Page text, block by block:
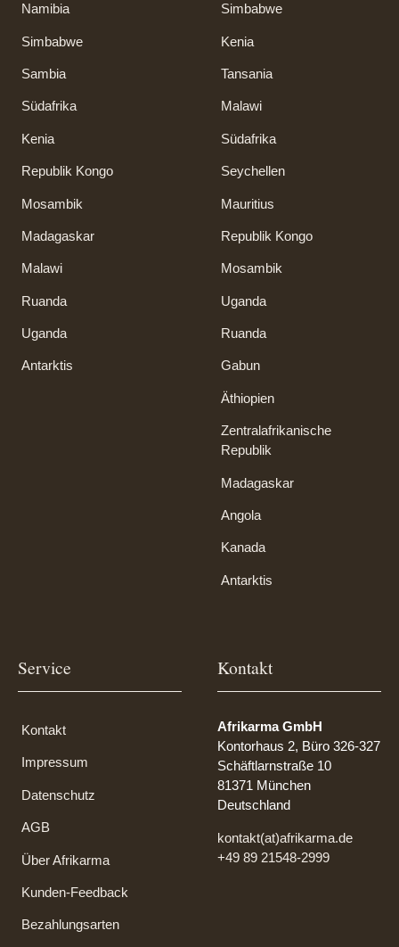
Namibia
Simbabwe
Sambia
Südafrika
Kenia
Republik Kongo
Mosambik
Madagaskar
Malawi
Ruanda
Uganda
Antarktis
Simbabwe
Kenia
Tansania
Malawi
Südafrika
Seychellen
Mauritius
Republik Kongo
Mosambik
Uganda
Ruanda
Gabun
Äthiopien
Zentralafrikanische
Republik
Madagaskar
Angola
Kanada
Antarktis
Service
Kontakt
Impressum
Datenschutz
AGB
Über Afrikarma
Kunden-Feedback
Bezahlungsarten
Kontakt
Afrikarma GmbH
Kontorhaus 2, Büro 326-327
Schäftlarnstraße 10
81371 München
Deutschland
kontakt(at)afrikarma.de
+49 89 21548-2999